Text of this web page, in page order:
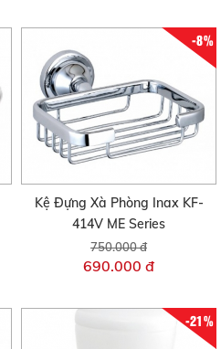
-8%
Kệ Đựng Xà Phòng Inax KF-
414V ME Series
750.000 đ
690.000 đ
-21%